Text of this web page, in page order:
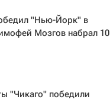
"Нью-Йорк" в
Мозгов набрал 10
"Чикаго" победили